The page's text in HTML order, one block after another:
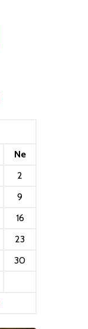
Ne
2
9
16
23
30